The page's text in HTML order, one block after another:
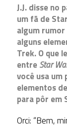
J.J. disse no
um fã de
algum
alguns
Trek. O que
entreStar
você usa
elementos
para pôr em
Orci: “Bem,